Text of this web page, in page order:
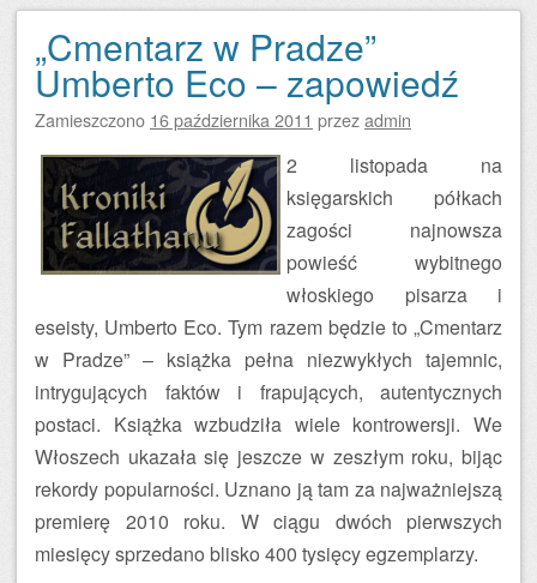
„Cmentarz w Pradze”
Umberto Eco – zapowiedź
Zamieszczono 16 października 2011 przezadmin
2 listopada na
księgarskich półkach
zagości najnowsza
powieść wybitnego
włoskiego pisarza i
eseisty, Umberto Eco. Tym razem będzie to „Cmentarz
w Pradze” – książka pełna niezwykłych tajemnic,
intrygujących faktów i frapujących, autentycznych
postaci. Książka wzbudziła wiele kontrowersji. We
Włoszech ukazała się jeszcze w zeszłym roku, bijąc
rekordy popularności. Uznano ją tam za najważniejszą
premierę 2010 roku. W ciągu dwóch pierwszych
miesięcy sprzedano blisko 400 tysięcy egzemplarzy.